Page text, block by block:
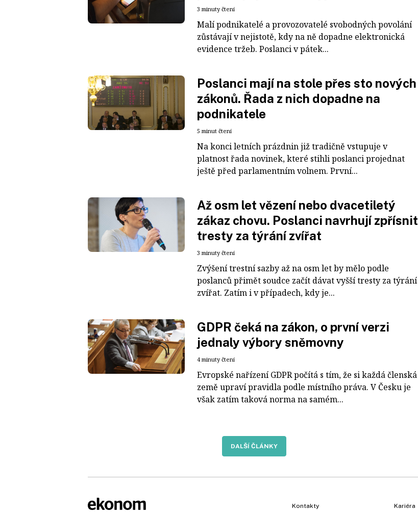
3 minuty čtení
Malí podnikatelé a provozovatelé svobodných povolání
zůstávají v nejistotě, kdy na ně dopadne elektronická
evidence tržeb. Poslanci v pátek...
Poslanci mají na stole přes sto nových
zákonů. Řada z nich dopadne na
podnikatele
5 minut čtení
Na konci letních prázdnin již tradičně vstupuje v
platnost řada novinek, které stihli poslanci projednat
ještě před parlamentním volnem. První...
Až osm let vězení nebo dvacetiletý
zákaz chovu. Poslanci navrhují zpřísnit
tresty za týrání zvířat
3 minuty čtení
Zvýšení trestní sazby až na osm let by mělo podle
poslanců přimět soudce začít dávat vyšší tresty za týrání
zvířat. Zatím i v případech, kdy je...
GDPR čeká na zákon, o první verzi
jednaly výbory sněmovny
4 minuty čtení
Evropské nařízení GDPR počítá s tím, že si každá členská
země upraví pravidla podle místního práva. V Česku je
však zatím taková norma na samém...
DALŠÍ ČLÁNKY
Kontakty Kariéra